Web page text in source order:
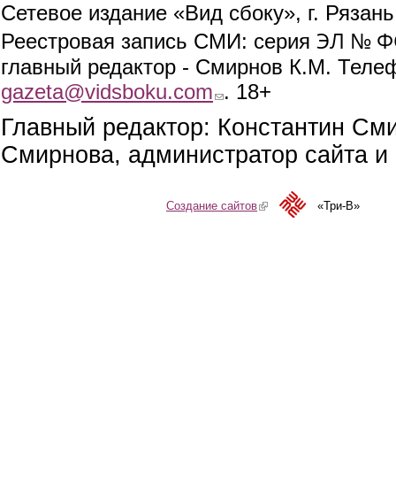
Сетевое издание «Вид сбоку», г.
Реестровая запись СМИ: серия ЭЛ №
главный редактор - Смирнов К.М.
gazeta@vidsboku.com (link sends e-mail)
. 18+
Главный редактор: Константин
Смирнова, администратор сайта
Создание сайтов(link is external)«Три-В»